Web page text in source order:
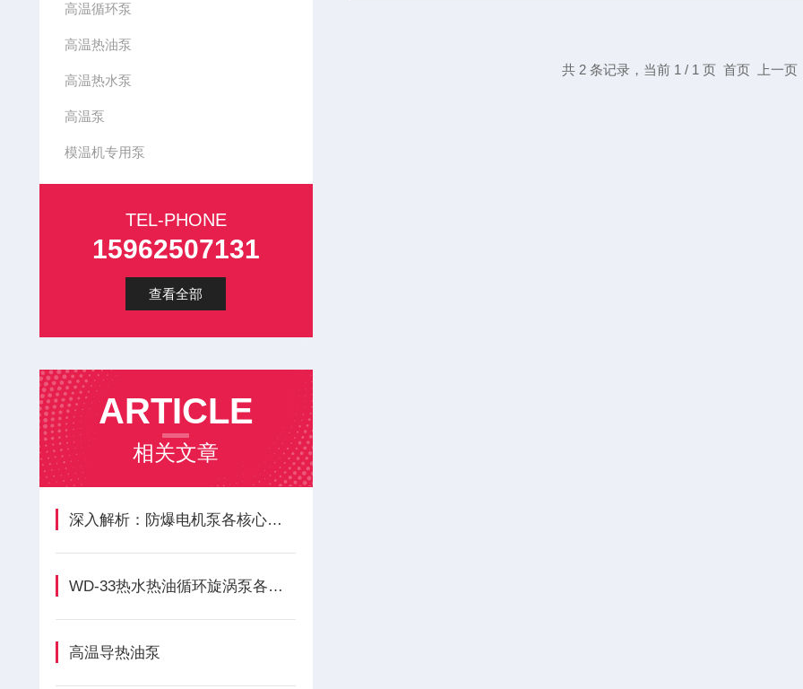
高温循环泵
高温热油泵
高温热水泵
高温泵
模温机专用泵
TEL-PHONE
15962507131
查看全部
ARTICLE
相关文章
深入解析：防爆电机泵各核心组成部件的功能与特点
WD-33热水热油循环旋涡泵各组成部件的功能特点分享
高温导热油泵
共 2 条记录，当前 1 / 1 页 首页 上一